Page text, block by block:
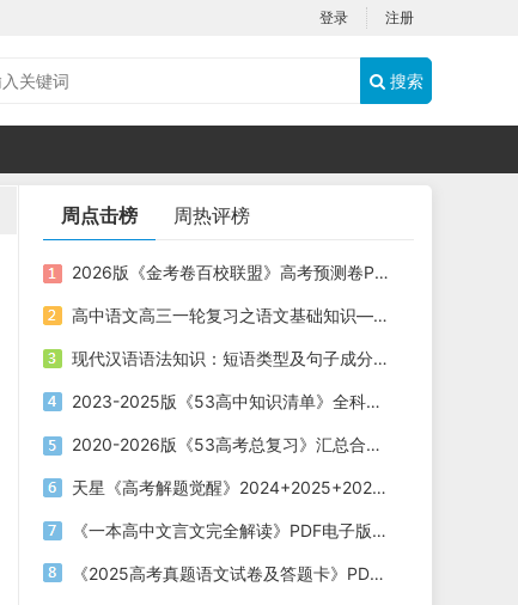
登录 注册
搜索
周点击榜 周热评榜
2026版《金考卷百校联盟》高考预测卷PDF电子版下载
高中语文高三一轮复习之语文基础知识——短语类型+课件（20张PPT）
现代汉语语法知识：短语类型及句子成分划分课件（共19张PPT）
2023-2025版《53高中知识清单》全科电子版下载
2020-2026版《53高考总复习》汇总合集五年高考三年模拟电子版下载
天星《高考解题觉醒》2024+2025+2026版 电子版下载打印
《一本高中文言文完全解读》PDF电子版下载
《2025高考真题语文试卷及答题卡》PDF电子版下载